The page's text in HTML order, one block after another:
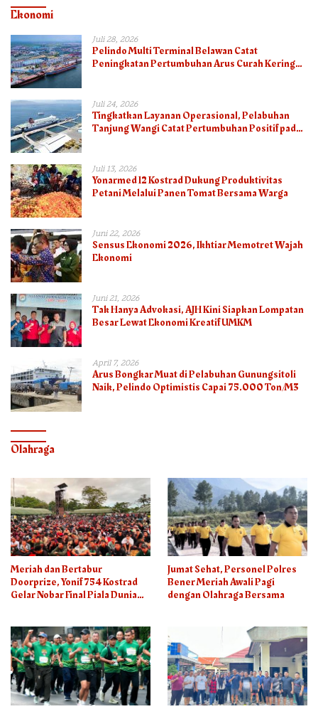
Ekonomi
Juli 28, 2026
Pelindo Multi Terminal Belawan Catat
Peningkatan Pertumbuhan Arus Curah Kering
Juli 24, 2026
Tingkatkan Layanan Operasional, Pelabuhan
Tanjung Wangi Catat Pertumbuhan Positif pada
Juli 13, 2026
Yonarmed 12 Kostrad Dukung Produktivitas
Petani Melalui Panen Tomat Bersama Warga
Juni 22, 2026
Sensus Ekonomi 2026, Ikhtiar Memotret Wajah
Ekonomi
Juni 21, 2026
Tak Hanya Advokasi, AJH Kini Siapkan Lompatan
Besar Lewat Ekonomi Kreatif UMKM
April 7, 2026
Arus Bongkar Muat di Pelabuhan Gunungsitoli
Naik, Pelindo Optimistis Capai 75.000 Ton/M3
Olahraga
Meriah dan Bertabur
Doorprize, Yonif 754 Kostrad
Gelar Nobar Final Piala Dunia
Jumat Sehat, Personel Polres
Bener Meriah Awali Pagi
dengan Olahraga Bersama